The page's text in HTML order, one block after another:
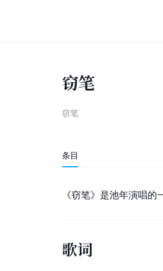
窃笔
窃笔
条目
《窃笔》是池年演唱
歌词